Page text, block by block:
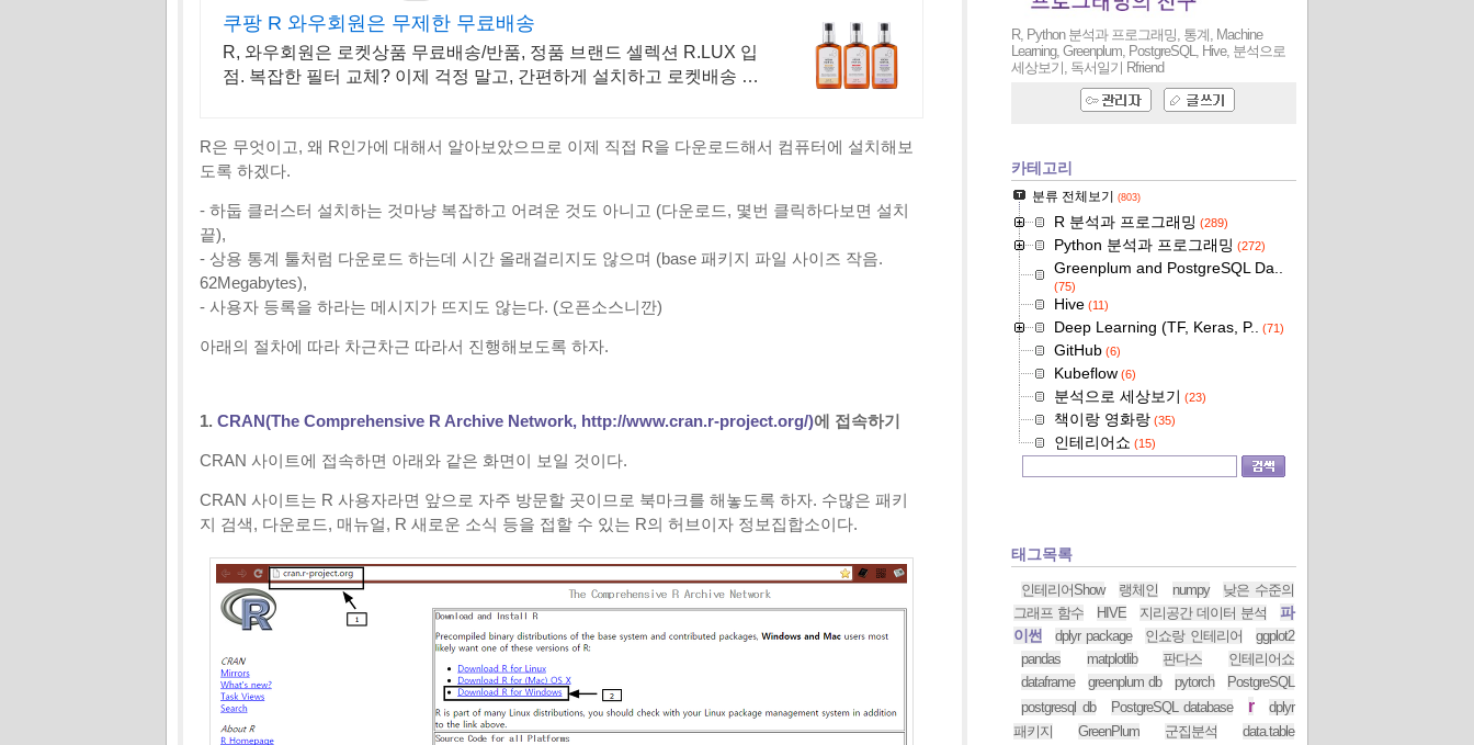
쿠팡 R 와우회원은 무제한 무료배송
R, 와우회원은 로켓상품 무료배송/반품, 정품 브랜드 셀렉션 R.LUX 입
점. 복잡한 필터 교체? 이제 걱정 말고, 간편하게 설치하고 로켓배송 받
R은 무엇이고, 왜 R인가에 대해서 알아보았으므로 이제 직접 R을 다운로드해서 컴퓨터에 설치해보
도록 하겠다.
- 하둡 클러스터 설치하는 것마냥 복잡하고 어려운 것도 아니고 (다운로드, 몇번 클릭하다보면 설치
끝),
- 상용 통계 툴처럼 다운로드 하는데 시간 올래걸리지도 않으며 (base 패키지 파일 사이즈 작음.
62Megabytes),
- 사용자 등록을 하라는 메시지가 뜨지도 않는다. (오픈소스니깐)
아래의 절차에 따라 차근차근 따라서 진행해보도록 하자.
1. CRAN(The Comprehensive R Archive Network, http://www.cran.r-project.org/)에 접속하기
CRAN 사이트에 접속하면 아래와 같은 화면이 보일 것이다.
CRAN 사이트는 R 사용자라면 앞으로 자주 방문할 곳이므로 북마크를 해놓도록 하자. 수많은 패키
지 검색, 다운로드, 매뉴얼, R 새로운 소식 등을 접할 수 있는 R의 허브이자 정보집합소이다.
R, Python 분석과 프로그래밍, 통계, Machine
Learning, Greenplum, PostgreSQL, Hive, 분석으로
세상보기, 독서일기
Rfriend
카테고리
분류 전체보기 (803)
R 분석과 프로그래밍 (289)
Python 분석과 프로그래밍 (272)
Greenplum and PostgreSQL Da..
(75)
Hive (11)
Deep Learning (TF, Keras, P.. (71)
GitHub (6)
Kubeflow (6)
분석으로 세상보기 (23)
책이랑 영화랑 (35)
인테리어쇼 (15)
태그목록
인테리어Show 랭체인 numpy
낮은 수준의
그래프 함수
HIVE 지리공간 데이터 분석
파
이썬
dplyr package 인쇼랑 인테리어
ggplot2
pandas
matplotlib 판다스
인테리어쇼
dataframe
greenplum db pytorch
PostgreSQL
postgresql db
PostgreSQL database r
dplyr
패키지
GreenPlum 군집분석
data.table